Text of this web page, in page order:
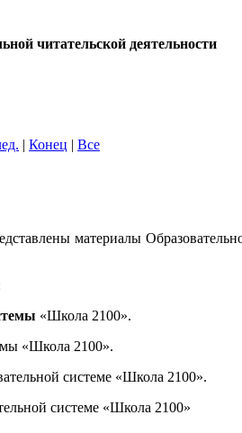
читательской деятельности
| Конец | Все
материалы
«Школа 2100».
«Школа 2100».
системе «Школа 2100».
системе «Школа 2100»